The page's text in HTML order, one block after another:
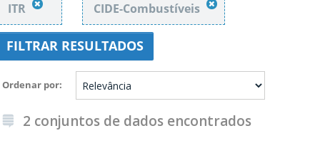
ITR CIDE-Combustíveis
FILTRAR RESULTADOS
Ordenar por
2 conjuntos de dados encontrados